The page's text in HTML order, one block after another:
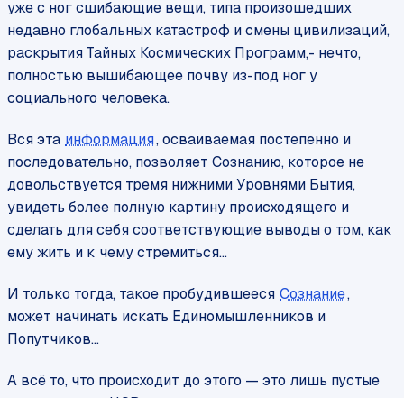
уже с ног сшибающие вещи, типа произошедших
недавно глобальных катастроф и смены цивилизаций,
раскрытия Тайных Космических Программ,- нечто,
полностью вышибающее почву из-под ног у
социального человека.
Вся эта информация, осваиваемая постепенно и
последовательно, позволяет Сознанию, которое не
довольствуется тремя нижними Уровнями Бытия,
увидеть более полную картину происходящего и
сделать для себя соответствующие выводы о том, как
ему жить и к чему стремиться...
И только тогда, такое пробудившееся Сознание,
может начинать искать Единомышленников и
Попутчиков...
А всё то, что происходит до этого — это лишь пустые